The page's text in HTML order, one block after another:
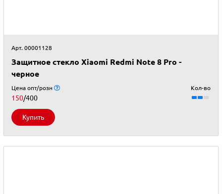
Арт. 00001128
Защитное стекло Xiaomi Redmi Note 8 Pro -
черное
Цена опт/розн
150/400
Кол-во
Купить